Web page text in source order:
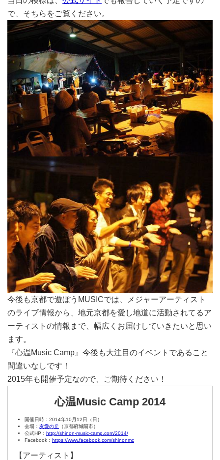
で、そちらをご覧ください。
今後も京都で遊ぼうMUSICでは、メジャーアーティスト
のライブ情報から、地元京都を愛し地道に活動されてるア
ーティストの情報まで、幅広くお届けしていきたいと思い
ます。
『心温Music Camp』今後も大注目のイベントであること
間違いなしです！
2015年も開催予定なので、ご期待ください！
心温Music Camp 2014
開催日時：2014年10月12日（日）
会場： 友愛の丘 （京都府城陽市）
公式HP： http://shinon-music-camp.com/2014/
Facebook： https://www.facebook.com/shinonmc
【アーティスト】